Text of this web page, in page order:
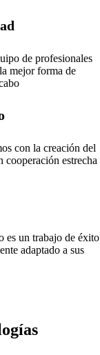
de profesionales
mejor forma de
con la creación del
cooperación estrecha
es un trabajo de éxito
adaptado a sus